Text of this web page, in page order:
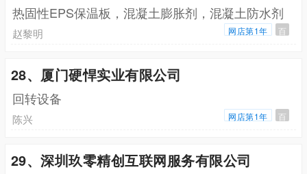
热固性EPS保温板，混凝土膨胀剂，混凝土防水剂
赵黎明 网店第1年 百
28、厦门硬悍实业有限公司
回转设备
陈兴 网店第1年 百
29、深圳玖零精创互联网服务有限公司